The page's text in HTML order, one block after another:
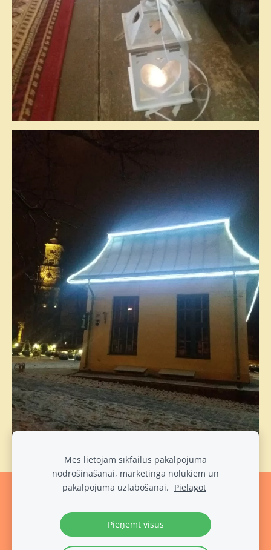
Sīkdatnes
Mēs lietojam sīkfailus pakalpojuma
nodrošināšanai, mārketinga nolūkiem un
pakalpojuma uzlabošanai. Pielāgot
Pieņemt visus